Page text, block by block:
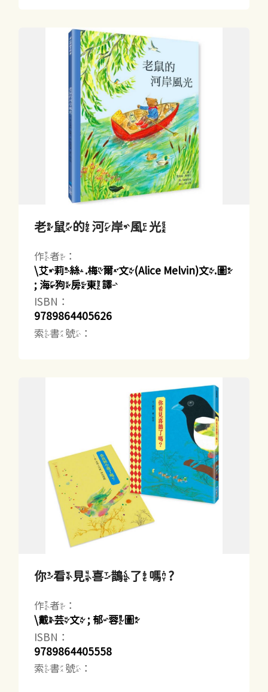
老鼠的河岸風光
作者：
\艾莉絲.梅爾文(Alice Melvin)文.圖
; 海狗房東譯
ISBN：
9789864405626
索書號：
你看見喜鵲了嗎?
作者：
\戴芸文 ; 郁蓉圖
ISBN：
9789864405558
索書號：